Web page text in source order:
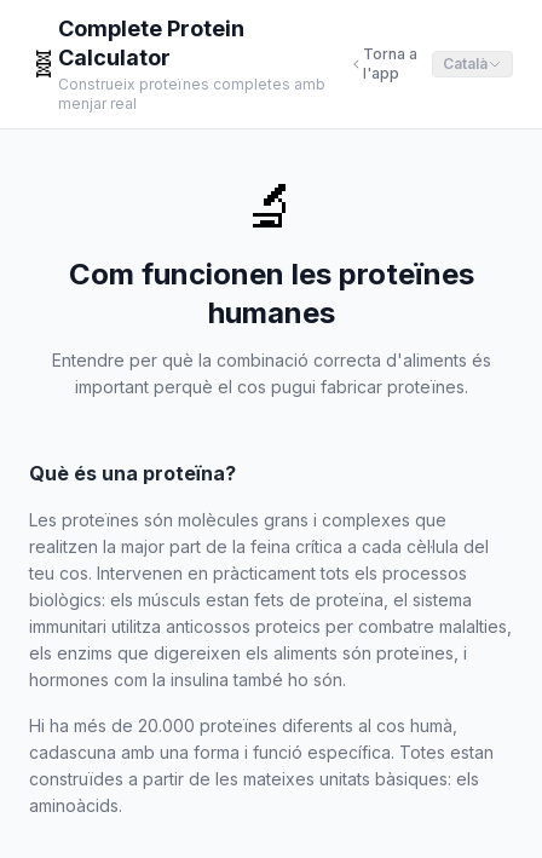
🧬
Complete Protein
Calculator
Construeix proteïnes completes amb
menjar real
Torna a
l'app
Català
🔬
Com funcionen les proteïnes
humanes
Entendre per què la combinació correcta d'aliments és
important perquè el cos pugui fabricar proteïnes.
Què és una proteïna?
Les proteïnes són molècules grans i complexes que
realitzen la major part de la feina crítica a cada cèl·lula del
teu cos. Intervenen en pràcticament tots els processos
biològics: els músculs estan fets de proteïna, el sistema
immunitari utilitza anticossos proteics per combatre malalties,
els enzims que digereixen els aliments són proteïnes, i
hormones com la insulina també ho són.
Hi ha més de 20.000 proteïnes diferents al cos humà,
cadascuna amb una forma i funció específica. Totes estan
construïdes a partir de les mateixes unitats bàsiques: els
aminoàcids.